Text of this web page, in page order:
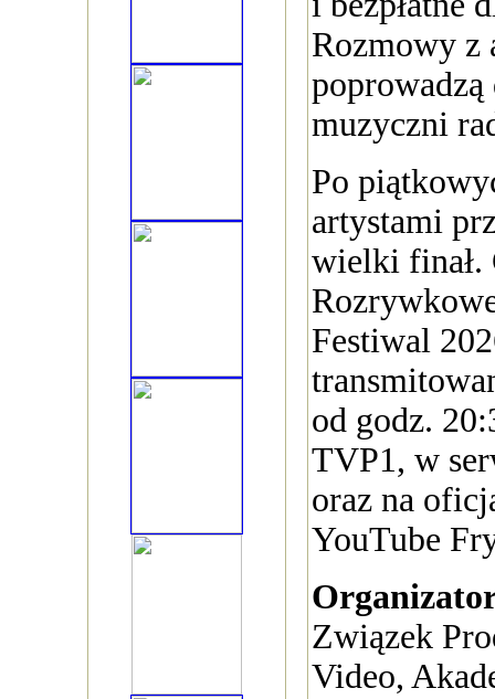
Rozmowy z
muzyczni
Po
artystami
wielki finał.
Festiwal
od godz.
TVP1, w
oraz na
YouTube
Związek
Video,